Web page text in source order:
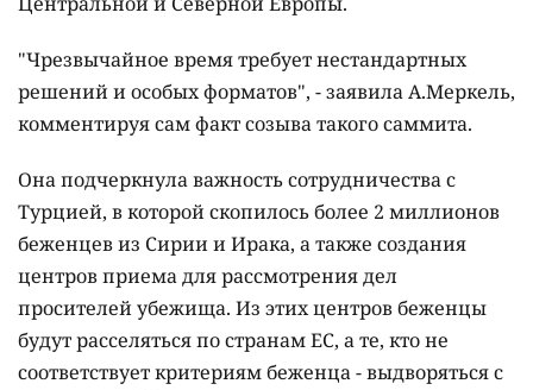
"Чрезвычайное время требует нестандартных
решений и особых форматов", - заявила А.Меркель,
комментируя сам факт созыва такого саммита.
Она подчеркнула важность сотрудничества с
Турцией, в которой скопилось более 2 миллионов
беженцев из Сирии и Ирака, а также создания
центров приема для рассмотрения дел
просителей убежища. Из этих центров беженцы
будут расселяться по странам ЕС, а те, кто не
соответствует критериям беженца - выдворяться с